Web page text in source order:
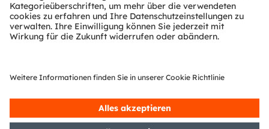
© 2026 ams-OSRAM AG. All rights reserved.
Datenschutzerklärung Nutzungsbedingungen
Terms of Trade
ImpressumCookie PolicyAI Policy